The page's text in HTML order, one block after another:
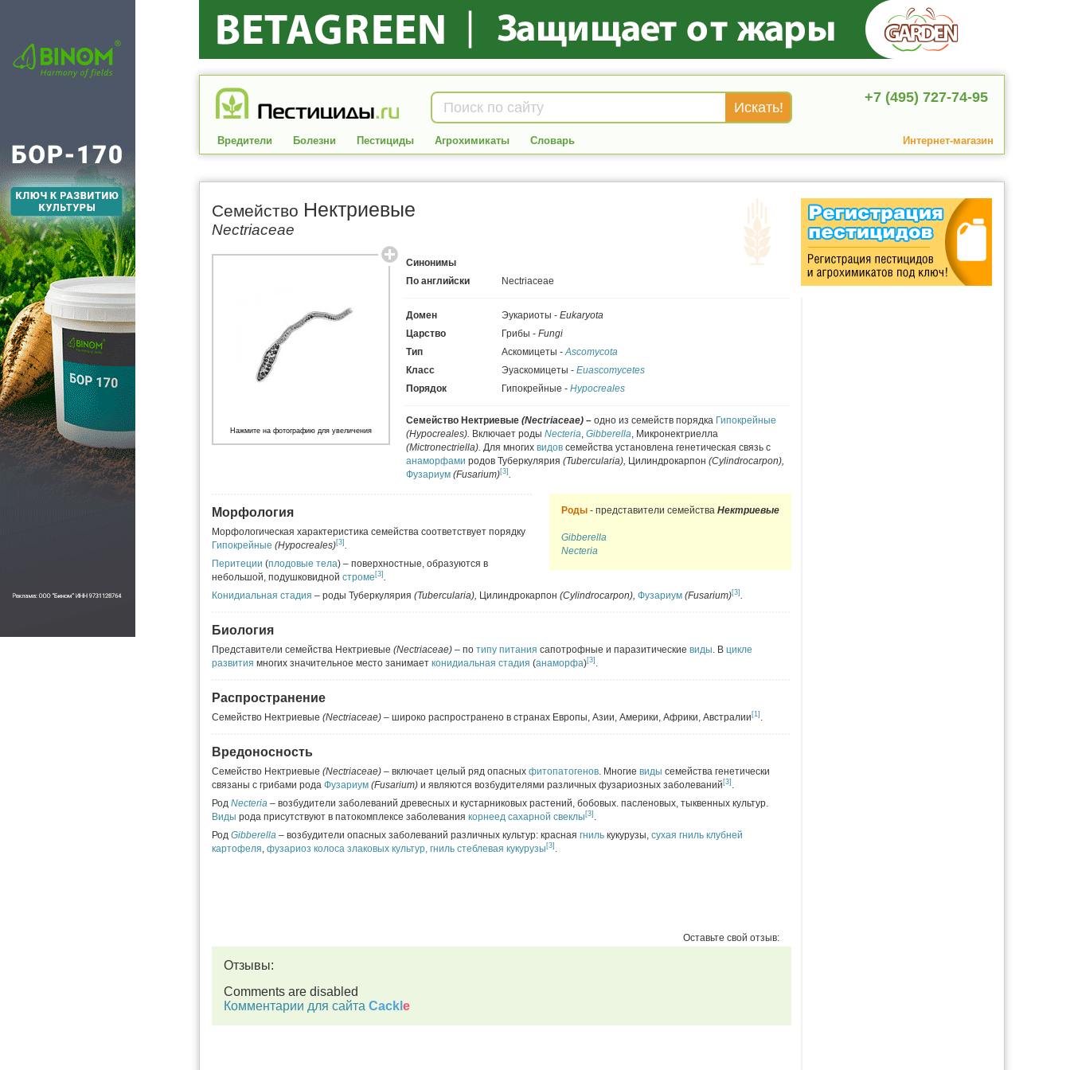
+7 (495) 727-74-95
Вредители Болезни Пестициды Агрохимикаты Словарь Интернет-магазин
Семейство Нектриевые
Nectriaceae
Синонимы
По английски
Nectriaceae
Домен Эукариоты - Eukaryota
Царство
Грибы - Fungi
Тип
Аскомицеты -Ascomycota
Класс
Эуаскомицеты - Euascomycetes
Порядок
Гипокрейные - Hypocreales
Семейство Нектриевые (Nectriaceae) – одно из семейств порядка Гипокрейные
(Hypocreales). Включает роды Necteria, Gibberella, Микронектриелла
(Mictronectriella). Для многих видов семейства установлена генетическая связь с
анаморфами родов Туберкулярия (Tubercularia), Цилиндрокарпон (Cylindrocarpon),
Фузариум (Fusarium)[3] .
Нажмите на фотографию для увеличения
Роды - представители семейства Нектриевые
Gibberella
Necteria
Морфология
Морфологическая характеристика семейства соответствует порядку
Гипокрейные (Hypocreales)[3] .
Перитеции (плодовые тела) – поверхностные, образуются в
небольшой, подушковидной строме [3] .
Конидиальная стадия – роды Туберкулярия (Tubercularia), Цилиндрокарпон (Cylindrocarpon), Фузариум (Fusarium)[3] .
Биология
Представители семейства Нектриевые (Nectriaceae) – по типу питания сапотрофные и паразитические виды. В цикле
развития многих значительное место занимает конидиальная стадия (анаморфа)[3] .
Распространение
Семейство Нектриевые (Nectriaceae) – широко распространено в странах Европы, Азии, Америки, Африки, Австралии [1] .
Вредоносность
Семейство Нектриевые (Nectriaceae) – включает целый ряд опасных фитопатогенов. Многие виды семейства генетически
связаны с грибами рода Фузариум (Fusarium) и являются возбудителями различных фузариозных заболеваний [3] .
Род Necteria – возбудители заболеваний древесных и кустарниковых растений, бобовых. пасленовых, тыквенных культур.
Виды рода присутствуют в патокомплексе заболевания корнеед сахарной свеклы [3] .
Род Gibberella – возбудители опасных заболеваний различных культур: красная гниль кукурузы, сухая гниль клубней
картофеля, фузариоз колоса злаковых культур, гниль стеблевая кукурузы [3] .
Оставьте свой отзыв:
Отзывы:
Comments are disabled
Комментарии для сайта Cackl e